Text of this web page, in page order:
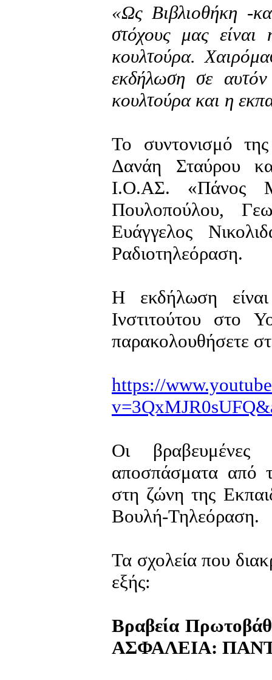
«Ως Βιβλιοθήκη -
στόχους μας
κουλτούρα.
εκδήλωση σε
κουλτούρα και η
Το συντονισμό
Δανάη Σταύρου
Ι.Ο.ΑΣ. «Πάνος
Πουλοπούλου,
Ευάγγελος
Ραδιοτηλεόραση.
Η εκδήλωση
Ινστιτούτου στο
παρακολουθήσετε
https://
Οι βραβευμένες
αποσπάσματα από
στη ζώνη της
Βουλή-Τηλεόραση.
Τα σχολεία που
εξής:
Βραβεία
ΑΣΦΑΛΕΙΑ: